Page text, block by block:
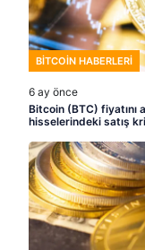
BITCOIN HABERLERI
6 ay önce
Bitcoin (BTC) fiyatını
hisselerindeki satış